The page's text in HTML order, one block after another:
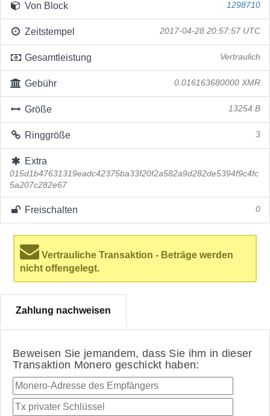
Von Block 1298710
Zeitstempel 2017-04-28 20:57:57 UTC
Gesamtleistung Vertraulich
Gebühr 0.016163680000 XMR
Größe 13254 B
Ringgröße 3
Extra
015d1b47631319eadc42375ba33f20f2a582a9d282de5394f9c4fc
5a207c282e67
Freischalten 0
Vertrauliche Transaktion - Beträge werden
nicht offengelegt.
Zahlung nachweisen
Beweisen Sie jemandem, dass Sie ihm in dieser
Transaktion Monero geschickt haben: